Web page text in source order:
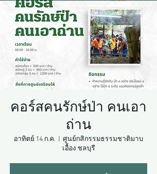
คอร์สคนรักษ์ป่า คนเอา
ถ่าน
อาทิตย์ 14 ก.ค.
ศูนย์กสิกรรมธรรมชาติมาบ
เอื้อง ชลบุรี